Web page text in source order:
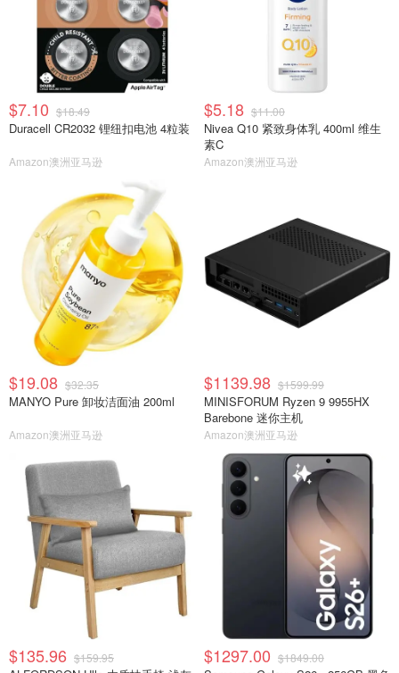
$7.10 $18.49
Duracell CR2032 锂纽扣电池 4粒装
Amazon澳洲亚马逊
$5.18 $11.00
Nivea Q10 紧致身体乳 400ml 维生
素C
Amazon澳洲亚马逊
$19.08 $32.35
MANYO Pure 卸妆洁面油 200ml
Amazon澳洲亚马逊
$1139.98 $1599.99
MINISFORUM Ryzen 9 9955HX
Barebone 迷你主机
Amazon澳洲亚马逊
$135.96 $159.95 $1297.00 $1849.00